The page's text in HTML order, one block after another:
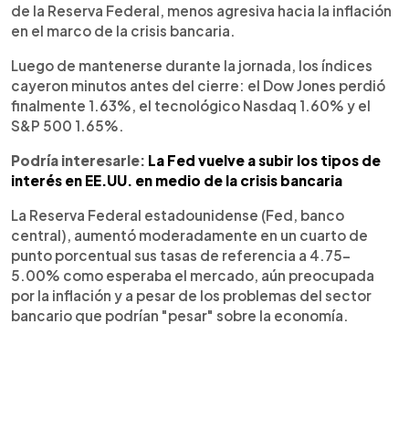
de la Reserva Federal, menos agresiva hacia la inflación
en el marco de la crisis bancaria.
Luego de mantenerse durante la jornada, los índices
cayeron minutos antes del cierre: el Dow Jones perdió
finalmente 1.63%, el tecnológico Nasdaq 1.60% y el
S&P 500 1.65%.
Podría interesarle: La Fed vuelve a subir los tipos de
interés en EE.UU. en medio de la crisis bancaria
La Reserva Federal estadounidense (Fed, banco
central), aumentó moderadamente en un cuarto de
punto porcentual sus tasas de referencia a 4.75-
5.00% como esperaba el mercado, aún preocupada
por la inflación y a pesar de los problemas del sector
bancario que podrían "pesar" sobre la economía.